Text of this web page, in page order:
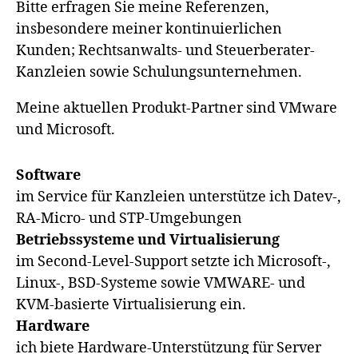
Bitte erfragen Sie meine Referenzen,
insbesondere meiner kontinuierlichen
Kunden; Rechtsanwalts- und Steuerberater-
Kanzleien sowie Schulungsunternehmen.
Meine aktuellen Produkt-Partner sind VMware
und Microsoft.
Software
im Service für Kanzleien unterstütze ich Datev-,
RA-Micro- und STP-Umgebungen
Betriebssysteme und Virtualisierung
im Second-Level-Support setzte ich Microsoft-,
Linux-, BSD-Systeme sowie VMWARE- und
KVM-basierte Virtualisierung ein.
Hardware
ich biete Hardware-Unterstützung für Server